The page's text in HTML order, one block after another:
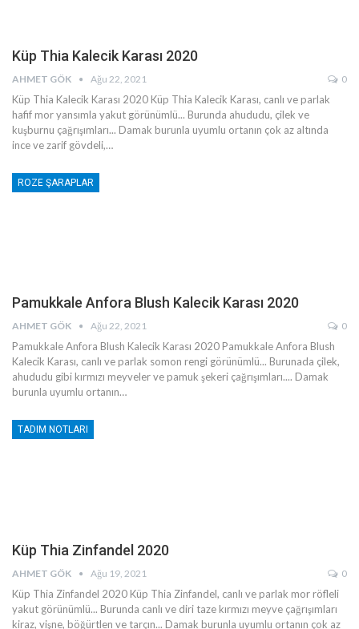
Küp Thia Kalecik Karası 2020
AHMET GÖK Ağu 22, 2021 0
Küp Thia Kalecik Karası 2020 Küp Thia Kalecik Karası, canlı ve parlak
hafif mor yansımla yakut görünümlü... Burunda ahududu, çilek ve
kuşburnu çağrışımları... Damak burunla uyumlu ortanın çok az altında
ince ve zarif gövdeli,…
ROZE ŞARAPLAR
Pamukkale Anfora Blush Kalecik Karası 2020
AHMET GÖK Ağu 22, 2021 0
Pamukkale Anfora Blush Kalecik Karası 2020 Pamukkale Anfora Blush
Kalecik Karası, canlı ve parlak somon rengi görünümlü... Burunada çilek,
ahududu gibi kırmızı meyveler ve pamuk şekeri çağrışımları.... Damak
burunla uyumlu ortanın…
TADIM NOTLARI
Küp Thia Zinfandel 2020
AHMET GÖK Ağu 19, 2021 0
Küp Thia Zinfandel 2020 Küp Thia Zinfandel, canlı ve parlak mor röfleli
yakut görünümlü... Burunda canlı ve diri taze kırmızı meyve çağrışımları
kiraz, vişne, böğürtlen ve tarçın... Damak burunla uyumlu ortanın çok az